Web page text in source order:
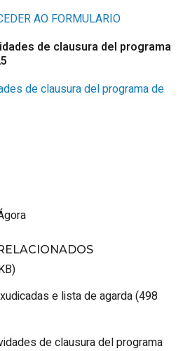
AO FORMULARIO
de clausura del programa
de clausura del programa de
e lista de agarda (498
de clausura del programa